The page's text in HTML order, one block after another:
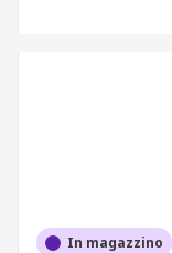
In magazzino